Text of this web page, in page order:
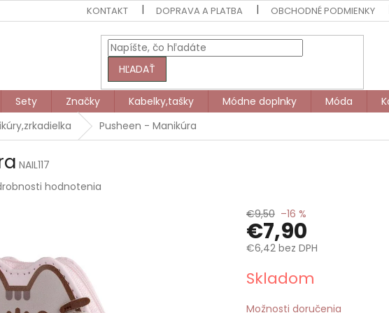
KONTAKT DOPRAVA A PLATBA OBCHODNÉ PODMIENKY
HĽADAŤ
Sety Značky Kabelky,tašky Módne doplnky Móda
Pusheen - Manikúra
NAIL117
hodnotenia
€9,50 –16 %
€7,90
€6,42 bez DPH
cena:
Skladom
Možnosti doručenia